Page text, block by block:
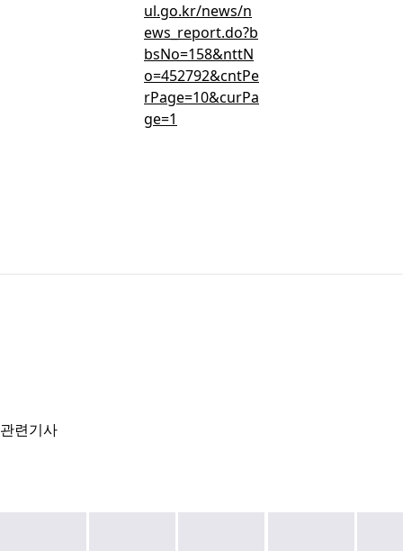
무료 회원가입
ul.go.kr/news/n
ews_report.do?b
bsNo=158&nttN
o=452792&cntPe
rPage=10&curPa
ge=1
관련기사